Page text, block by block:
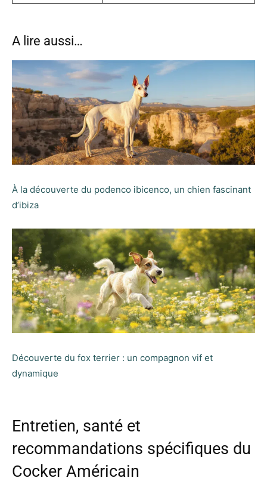
A lire aussi…
À la découverte du podenco ibicenco, un chien fascinant
d’ibiza
Découverte du fox terrier : un compagnon vif et
dynamique
Entretien, santé et
recommandations spécifiques du
Cocker Américain